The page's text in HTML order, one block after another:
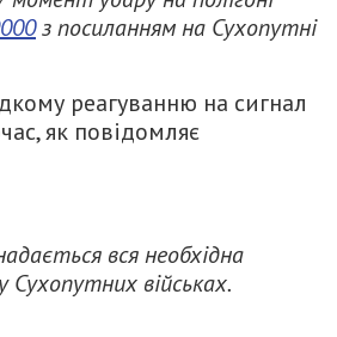
з посиланням на Сухопутні
реагуванню на сигнал
як повідомляє
вся необхідна
Сухопутних військах.